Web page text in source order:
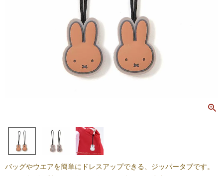
バッグやウエアを簡単にドレスアップできる、ジッパータブです。